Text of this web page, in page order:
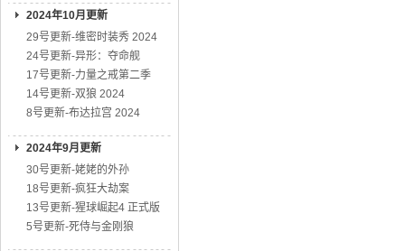
2024年10月更新
29号更新-维密时装秀 2024
24号更新-异形：夺命舰
17号更新-力量之戒第二季
14号更新-双狼 2024
8号更新-布达拉宫 2024
2024年9月更新
30号更新-姥姥的外孙
18号更新-疯狂大劫案
13号更新-猩球崛起4 正式版
5号更新-死侍与金刚狼